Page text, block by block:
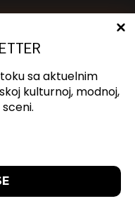
sa aktuelnim
kulturnoj, modnoj,